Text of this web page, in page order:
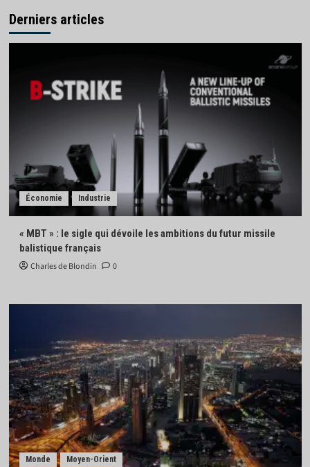
Derniers articles
Économie Industrie
« MBT » : le sigle qui dévoile les ambitions du futur missile
balistique français
Charles de Blondin 0
Monde Moyen-Orient